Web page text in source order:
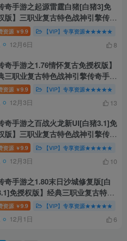
奇手游之起源雷霆白猪[白猪3]免
版】三职业复古特色战神引擎传奇
-Win服务端源码视频架设教程-新
多功能网页授权物品后台-GM直
页后台-安卓苹果IOS双端版本！
资源 ￥9.9 【VIP】专享资源★★★★★
12月6日 8
奇手游之1.76情怀复古免授权版】
三职业复古特色战神引擎传奇手
服务端源码视频架设教程-安卓
IOS双端版本！
资源 ￥9.9 【VIP】专享资源★★★★★
12月3日 13
奇手游之百战火龙新UI[白猪3.1]免
版】三职业复古特色战神引擎传奇
-Win服务端源码视频架设教程-无
+星辰村+桃花林-新版GM多功能
授权物品后台-GM直冲网页后台-
苹果IOS双端版本！
资源 ￥9.9 【VIP】专享资源★★★★★
12月3日 10
奇手游之1.80末日沙城修复版[白
免授权版】经典三职业复古特色
引擎传奇手游-Win服务端源码视
设教程-北斗七星+血神宫殿+雪域
-新版GM多功能网页授权物品后
资源 ￥9.9 【VIP】专享资源★★★★★
12月1日 6